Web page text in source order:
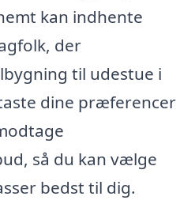
kan indhente
der
til udestue i
dine præferencer
så du kan vælge
bedst til dig.